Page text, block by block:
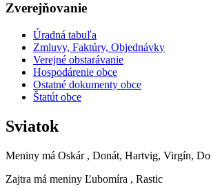
Zverejňovanie
Úradná tabuľa
Zmluvy, Faktúry, Objednávky
Verejné obstarávanie
Hospodárenie obce
Ostatné dokumenty obce
Štatút obce
Sviatok
Meniny má Oskár , Donát, Hartvig, Virgín,
Zajtra má meniny Ľubomíra , Rastic